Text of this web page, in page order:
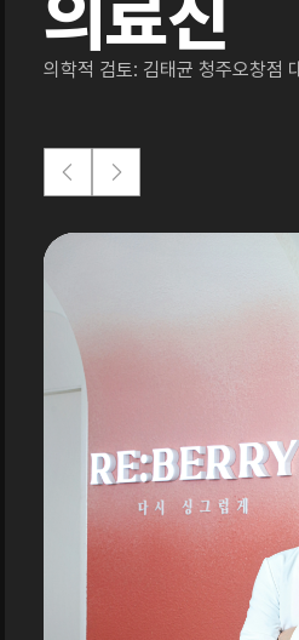
의료진
의학적 검토: 김태균 청주오창점